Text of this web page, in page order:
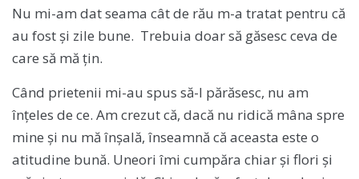
Nu mi-am dat seama cât de rău m-a tratat pentru că
au fost și zile bune. Trebuia doar să găsesc ceva de
care să mă țin.
Când prietenii mi-au spus să-l părăsesc, nu am
înțeles de ce. Am crezut că, dacă nu ridică mâna spre
mine și nu mă înșală, înseamnă că aceasta este o
atitudine bună. Uneori îmi cumpăra chiar și flori și